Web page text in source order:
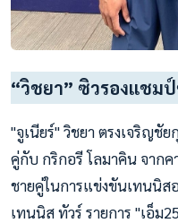
“วิชยา” ซิวรองแชม
"จูเนียร์" วิชยา ตรงเจริญชั
คู่กับ กริกอรี โลมาคิน จาก
ชายคู่ในการแข่งขันเทนนิส
เทนนิส ทัวร์ รายการ "เอ็ม